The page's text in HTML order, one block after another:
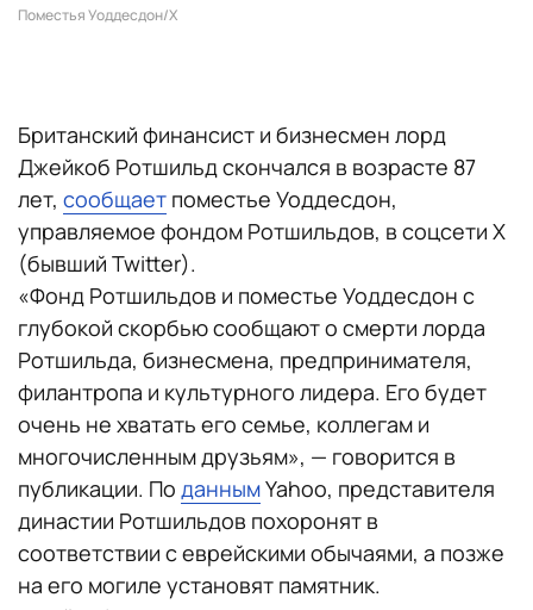
Поместья Уоддесдон/X
Британский финансист и бизнесмен лорд
Джейкоб Ротшильд скончался в возрасте 87
лет, сообщает поместье Уоддесдон,
управляемое фондом Ротшильдов, в соцсети Х
(бывший Twitter).
«Фонд Ротшильдов и поместье Уоддесдон с
глубокой скорбью сообщают о смерти лорда
Ротшильда, бизнесмена, предпринимателя,
филантропа и культурного лидера. Его будет
очень не хватать его семье, коллегам и
многочисленным друзьям», — говорится в
публикации. По даннымYahoo, представителя
династии Ротшильдов похоронят в
соответствии с еврейскими обычаями, а позже
на его могиле установят памятник.